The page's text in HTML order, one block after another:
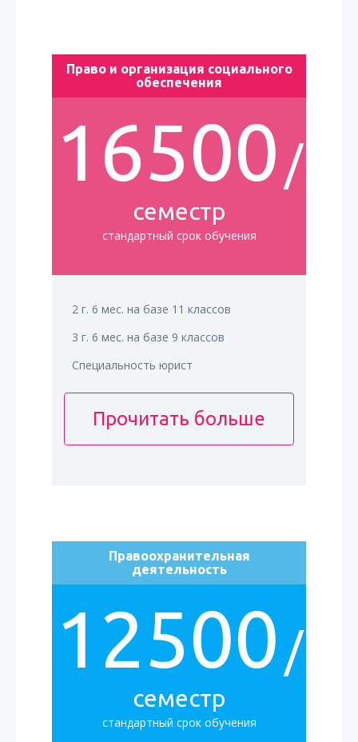
Право и организация социального
обеспечения
16500 /
семестр
стандартный срок обучения
2 г. 6 мес. на базе 11 классов
3 г. 6 мес. на базе 9 классов
Специальность юрист
Прочитать больше
Правоохранительная
деятельность
12500 /
семестр
стандартный срок обучения